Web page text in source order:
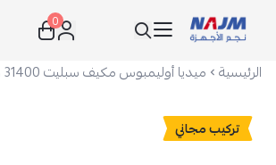
نجم الأجهزة
0
الرئيسية ميديا أوليمبوس مكيف سبليت 31400 وحدة - بارد - MSTL36CRN
تركيب مجاني